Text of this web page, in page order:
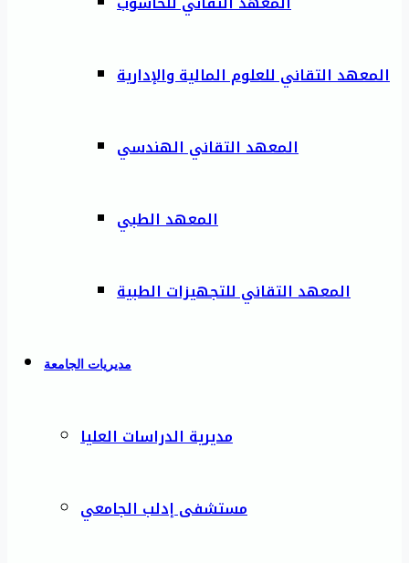
المعهد التقاني للعلوم المالية والإدارية
المعهد التقاني الهندسي
المعهد الطبي
المعهد التقاني للتجهيزات الطبية
مديريات الجامعة
مديرية الدراسات العليا
مستشفى إدلب الجامعي